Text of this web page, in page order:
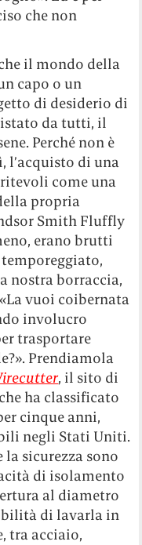
che non
il mondo della
capo o un
di desiderio di
da tutti, il
Perché non è
l’acquisto di una
come una
propria
Smith Fluffly
erano brutti
nostra borraccia,
vuoi coibernata
involucro
trasportare
Prendiamola
, il sito di
che ha classificato
cinque anni,
negli Stati Uniti.
sicurezza sono
di isolamento
al diametro
di lavarla in
tra acciaio,